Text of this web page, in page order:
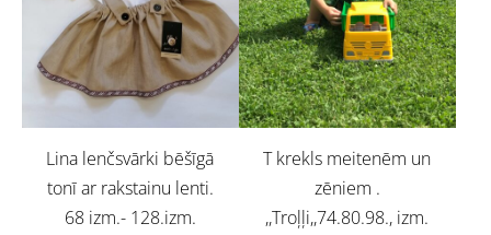
Lina lenčsvārki bēšīgā
tonī ar rakstainu lenti.
68 izm.- 128.izm.
T krekls meitenēm un
zēniem .
,,Troļļi,,74.80.98., izm.